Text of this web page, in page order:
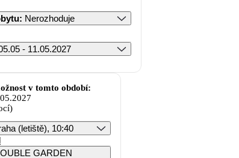
: Nerozhoduje
- 11.05.2027
v tomto období:
(letiště), 10:40
GARDEN